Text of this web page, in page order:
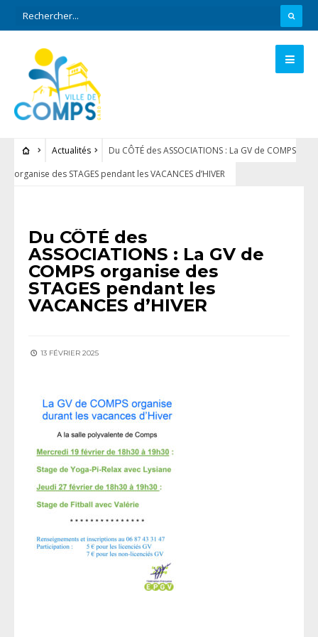
Actualités
Du CÔTÉ des ASSOCIATIONS : La GV de COMPS
organise des STAGES pendant les VACANCES d’HIVER
Du CÔTÉ des
ASSOCIATIONS : La GV de
COMPS organise des
STAGES pendant les
VACANCES d’HIVER
13 FÉVRIER 2025